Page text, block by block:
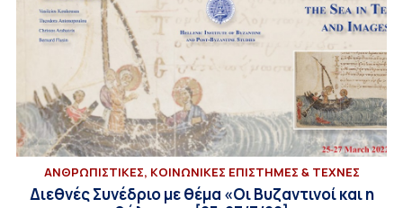
ΑΝΘΡΩΠΙΣΤΙΚΕΣ, ΚΟΙΝΩΝΙΚΕΣ ΕΠΙΣΤΗΜΕΣ & ΤΕΧΝΕΣ
Διεθνές Συνέδριο με θέμα «Οι Βυζαντινοί και η